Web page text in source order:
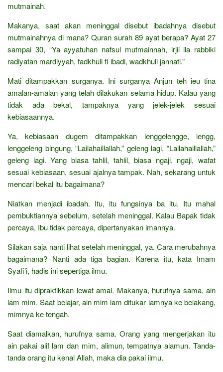
mutmainah.
Makanya, saat akan meninggal disebut ibadahnya disebut
mutmainahnya di mana? Quran surah 89 ayat berapa? Ayat 27
sampai 30, “Ya ayyatuhan nafsul mutmainnah, irjii ila rabbiki
radiyatan mardiyyah, fadkhuli fi ibadi, wadkhuli jannati.”
Mati ditampakkan surganya. Ini surganya Anjun teh ieu tina
amalan-amalan yang telah dilakukan selama hidup. Kalau yang
tidak ada bekal, tampaknya yang jelek-jelek sesuai
kebiasaannya.
Ya, kebiasaan dugem ditampakkan lenggelengge, lengg,
lenggeleng bingung, “Lailahaillallah,” geleng lagi, “Lailahaillallah,”
geleng lagi. Yang biasa tahlil, tahlil, biasa ngaji, ngaji, wafat
sesuai kebiasaan, sesuai ajalnya tampak. Nah, sekarang untuk
mencari bekal itu bagaimana?
Niatkan menjadi ibadah. Itu, itu fungsinya ba itu. Itu mahal
pembuktiannya sebelum, setelah meninggal. Kalau Bapak tidak
percaya, Ibu tidak percaya, dipertanyakan imannya.
Silakan saja nanti lihat setelah meninggal, ya. Cara merubahnya
bagaimana? Nanti ada tiga bagian. Karena itu, kata Imam
Syafi’i, hadis ini sepertiga ilmu.
Ilmu itu dipraktikkan lewat amal. Makanya, hurufnya sama, ain
lam mim. Saat belajar, ain mim lam ditukar lamnya ke belakang,
mimnya ke tengah.
Saat diamalkan, hurufnya sama. Orang yang mengerjakan itu
ain pakai alif lam dan mim, alimun, tempatnya alamun. Tanda-
tanda orang itu kenal Allah, maka dia pakai ilmu.